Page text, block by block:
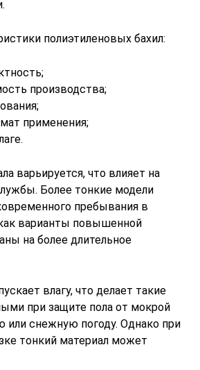
полиэтиленовых бахил:
производства;
применения;
варьируется, что влияет на
Более тонкие модели
пребывания в
варианты повышенной
на более длительное
влагу, что делает такие
при защите пола от мокрой
или снежную погоду. Однако при
тонкий материал может